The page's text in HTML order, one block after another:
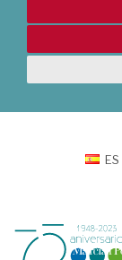
ES